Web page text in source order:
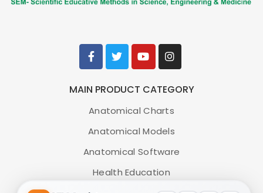
MAIN PRODUCT CATEGORY
Anatomical Charts
Anatomical Models
Anatomical Software
Health Education